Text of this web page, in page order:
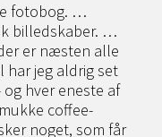
fotobog. …
billedskaber. …
er næsten alle
har jeg aldrig set
hver eneste af
coffee-
noget, som får